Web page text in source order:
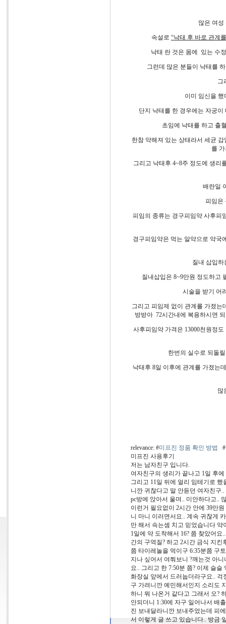
많은 여성
속설로 “낙태 후 바로 관계를
낙태 란 것은 몸에 있는 수
그런데 많은 분들이 낙태를
그
이미 임신을
단지 낙태를 한 경우에는 자궁
초임에 낙태를 하고 출
한참 약해져 있는 상태라서 세균
를
그리고 낙태후 4~8주 정도에 생리
배란일
피임은
피임의 종류는 경구피임약 사후피
경구피임약은 먹는 알약으로 약국
질내 삽입
질내삽입은 8~9만원 정도하고
시술을 받기 어
그리고 피임제 없이 관계를 가졌
방받아 72시간내에 복용하시면
사후피임약 가격은 13000천원정
한번의 실수로 되돌
낙태후 8일 이후에 관계를 가졌는
많
relevance: #미프진 정품 확인 방법 #
미프진 사용후기
저는 남자친구 입니다.
여자친구의 생리가 끝나고 1일 후
그리고 11일 뒤에 얼리 임테기로
니깐 귀찮다고 말 안듣던 여자친구
pc방에 앉아서 울며.. 미안하다고..
이런거 필요없이 2시간 안에 39만
니 마니 이러면서요.. 계속 귀찮게
만 해서 속는셈 치고 믿었습니다
1일에 약 도착해서 16? 쯤 찾았어
간의 구역질? 하고 2시간 금식 지
쯤 타이레놀을 먹이구 6:35분쯤 구
지나 싶어서 여쭤보니 ?깨는것 아
요.. 그리고 한 7:50분 쯤? 이제 슬
화장실 앞에서 드러눕더라구요..
구 가려니깐 예민해서인지 소리도
하니 뭐 나온거 같다고 그래서 오?
안되더니 1:30에 자구 일어나서 배
진 보내달라니깐 보내주었는데 피
서 이렇게 글 쓰고 있습니다.. 방금